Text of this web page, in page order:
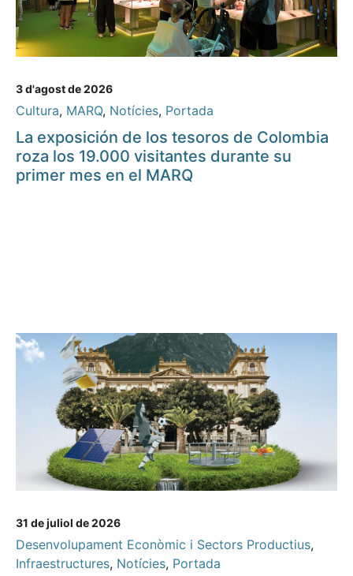
3 d'agost de 2026
Cultura, MARQ, Notícies, Portada
La exposición de los tesoros de Colombia
roza los 19.000 visitantes durante su
primer mes en el MARQ
31 de juliol de 2026
Desenvolupament Econòmic i Sectors Productius,
Infraestructures, Notícies, Portada